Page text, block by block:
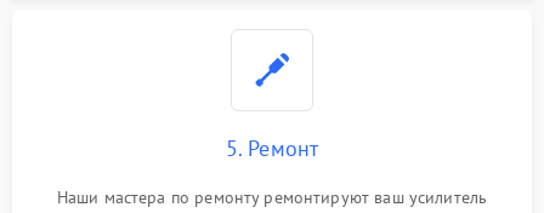
5. Ремонт
Наши мастера по ремонту ремонтируют ваш усилитель